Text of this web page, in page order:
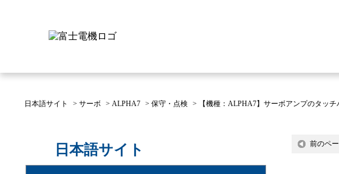
日本語サイト > サーボ > ALPHA7 > 保守・点検 > 【機種：ALPHA7】サーボアンプのタッ
日本語サイト 前のペ